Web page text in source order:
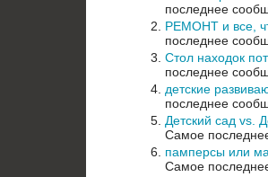
последнее
РЕМОНТ и все,
последнее
Стол находок
последнее
детские
последнее
Детский сад vs.
Самое
памперсы или
Самое